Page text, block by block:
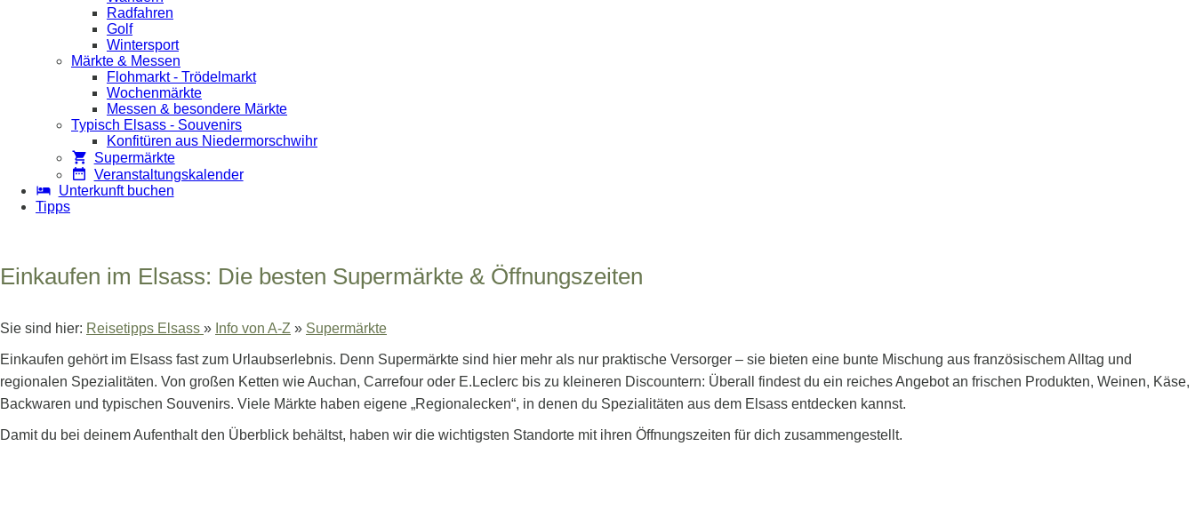
Radfahren
Golf
Wintersport
Märkte & Messen
Flohmarkt - Trödelmarkt
Wochenmärkte
Messen & besondere Märkte
Typisch Elsass - Souvenirs
Konfitüren aus Niedermorschwihr
Supermärkte
Veranstaltungskalender
Unterkunft buchen
Tipps
Einkaufen im Elsass: Die besten Supermärkte & Öffnungszeiten
Sie sind hier: Reisetipps Elsass » Info von A-Z » Supermärkte
Einkaufen gehört im Elsass fast zum Urlaubserlebnis. Denn Supermärkte sind hier mehr als nur praktische Versorger – sie bieten eine bunte Mischung aus französischem Alltag und
regionalen Spezialitäten. Von großen Ketten wie Auchan, Carrefour oder E.Leclerc bis zu kleineren Discountern: Überall findest du ein reiches Angebot an frischen Produkten, Weinen, Käse,
Backwaren und typischen Souvenirs. Viele Märkte haben eigene „Regionalecken“, in denen du Spezialitäten aus dem Elsass entdecken kannst.
Damit du bei deinem Aufenthalt den Überblick behältst, haben wir die wichtigsten Standorte mit ihren Öffnungszeiten für dich zusammengestellt.